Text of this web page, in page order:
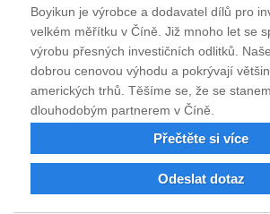
Boyikun je výrobce a dodavatel dílů pro
velkém měřítku v Číně. Již mnoho let se
výrobu přesných investičních odlitků.
dobrou cenovou výhodu a pokrývají
amerických trhů. Těšíme se, že se
dlouhodobým partnerem v Číně.
Přečtěte si více
Odeslat dotaz